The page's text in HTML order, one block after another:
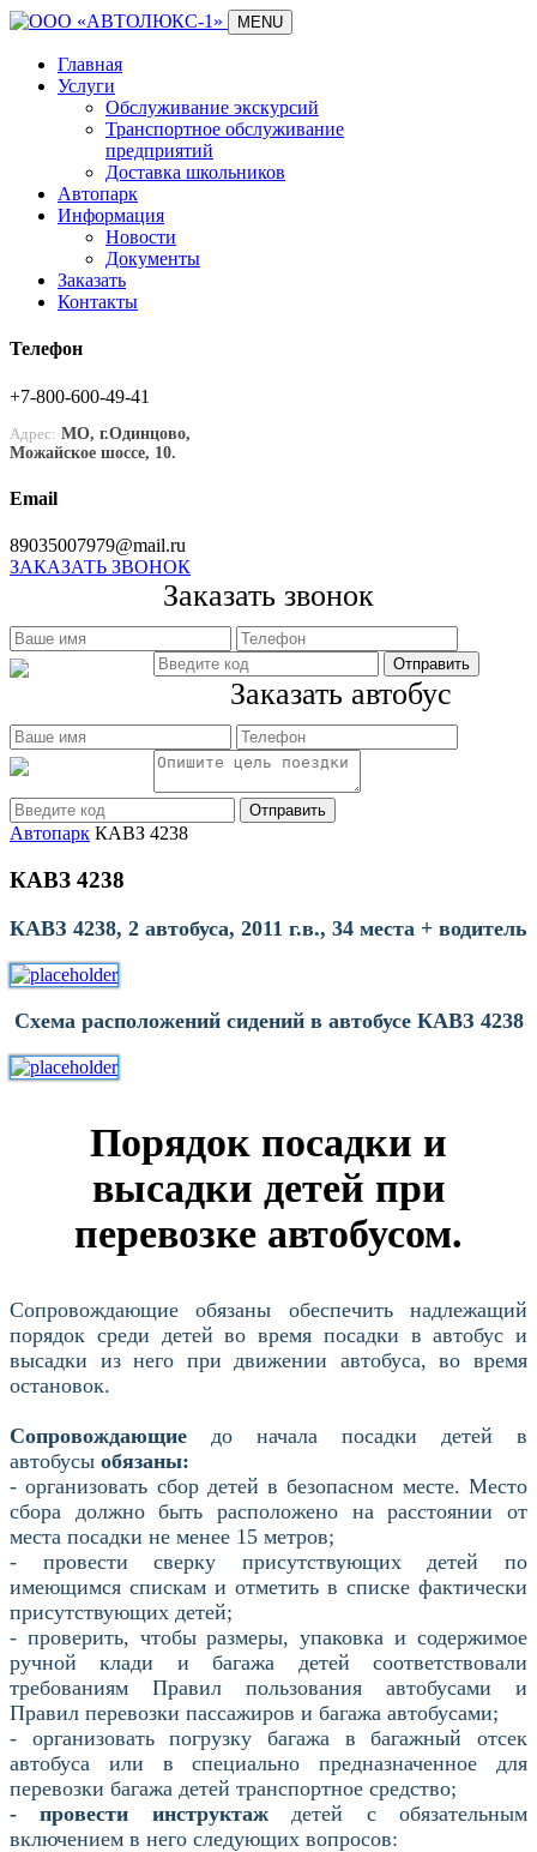
MENU
Главная
Услуги
Обслуживание экскурсий
Транспортное обслуживание
предприятий
Доставка школьников
Автопарк
Информация
Новости
Документы
Заказать
Контакты
Телефон
+7-800-600-49-41
Адрес: МО, г.Одинцово,
Можайское шоссе, 10.
Email
89035007979@mail.ru
ЗАКАЗАТЬ ЗВОНОК
Заказать звонок
Заказать автобус
Автопарк КАВЗ 4238
КАВЗ 4238
КАВЗ 4238, 2 автобуса, 2011 г.в., 34 места + водитель
Схема расположений сидений в автобусе КАВЗ 4238
Порядок посадки и
высадки детей при
перевозке автобусом.
Сопровождающие обязаны обеспечить надлежащий
порядок среди детей во время посадки в автобус и
высадки из него при движении автобуса, во время
остановок.
Сопровождающие до начала посадки детей в
автобусы обязаны:
- организовать сбор детей в безопасном месте. Место
сбора должно быть расположено на расстоянии от
места посадки не менее 15 метров;
- провести сверку присутствующих детей по
имеющимся спискам и отметить в списке фактически
присутствующих детей;
- проверить, чтобы размеры, упаковка и содержимое
ручной клади и багажа детей соответствовали
требованиям Правил пользования автобусами и
Правил перевозки пассажиров и багажа автобусами;
- организовать погрузку багажа в багажный отсек
автобуса или в специально предназначенное для
перевозки багажа детей транспортное средство;
- провести инструктаждетей с обязательным
включением в него следующих вопросов: